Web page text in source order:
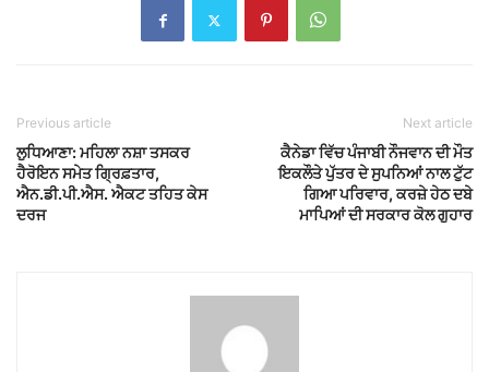
Previous article
ਲੁਧਿਆਣਾ: ਮਹਿਲਾ ਨਸ਼ਾ ਤਸਕਰ
ਹੈਰੋਇਨ ਸਮੇਤ ਗ੍ਰਿਫ਼ਤਾਰ,
ਐਨ.ਡੀ.ਪੀ.ਐਸ. ਐਕਟ ਤਹਿਤ ਕੇਸ
ਦਰਜ
Next article
ਕੈਨੇਡਾ ਵਿੱਚ ਪੰਜਾਬੀ ਨੌਜਵਾਨ ਦੀ ਮੌਤ
ਇਕਲੌਤੇ ਪੁੱਤਰ ਦੇ ਸੁਪਨਿਆਂ ਨਾਲ ਟੁੱਟ
ਗਿਆ ਪਰਿਵਾਰ, ਕਰਜ਼ੇ ਹੇਠ ਦਬੇ
ਮਾਪਿਆਂ ਦੀ ਸਰਕਾਰ ਕੋਲ ਗੁਹਾਰ